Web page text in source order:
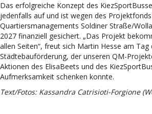
Das erfolgreiche Konzept des
jedenfalls auf und ist wegen des
Quartiersmanagements Soldiner Straße/
2027 finanziell gesichert. „Das Projekt
allen Seiten“, freut sich Martin Hesse am Tag
Städtebauförderung, der unseren QM-
Aktionen des ElisaBeets und des
Aufmerksamkeit schenken konnte.
Text/Fotos: Kassandra Catrisioti-Forgione